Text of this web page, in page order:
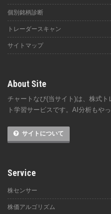
個別銘柄診断
トレーダースキャン
サイトマップ
About Site
チャートなび(当サイト)は、株式
ト学習サービスです。AI分析もやっ
サイトについて
Service
株センサー
株価アルゴリズム